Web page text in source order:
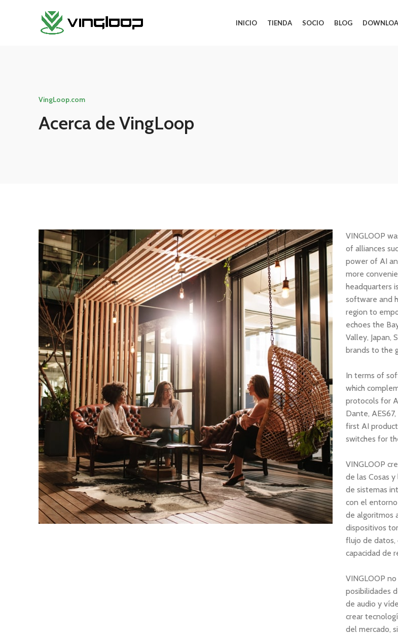
INICIO TIENDA SOCIO BLOG
VingLoop.com
Acerca de VingLoop
VINGLOOP
of alliances
power of AI
more
headquarters
software and
region to
echoes the
Valley, Japan,
brands to the
In terms of
which
protocols for
Dante,
first AI
switches for
VINGLOOP
de las Cosas
de sistemas
con el
de algoritmos
dispositivos
flujo de datos,
capacidad de
VINGLOOP
posibilidades
de audio y
crear
del mercado,